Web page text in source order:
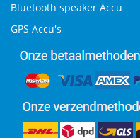
Bluetooth speaker Accu
GPS Accu's